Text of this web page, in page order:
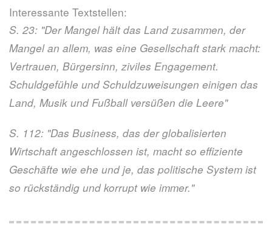
Interessante Textstellen:
S. 23: "Der Mangel hält das Land zusammen, der
Mangel an allem, was eine Gesellschaft stark macht:
Vertrauen, Bürgersinn, ziviles Engagement.
Schuldgefühle und Schuldzuweisungen einigen das
Land, Musik und Fußball versüßen die Leere"
S. 112: "Das Business, das der globalisierten
Wirtschaft angeschlossen ist, macht so effiziente
Geschäfte wie ehe und je, das politische System ist
so rückständig und korrupt wie immer."